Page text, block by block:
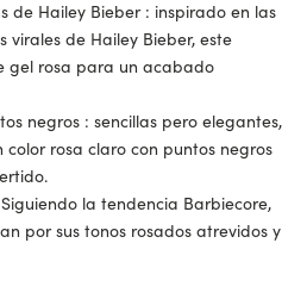
de Hailey Bieber : inspirado en las
virales de Hailey Bieber, este
gel rosa para un acabado
negros : sencillas pero elegantes,
rosa claro con puntos negros
la tendencia Barbiecore,
por sus tonos rosados atrevidos y